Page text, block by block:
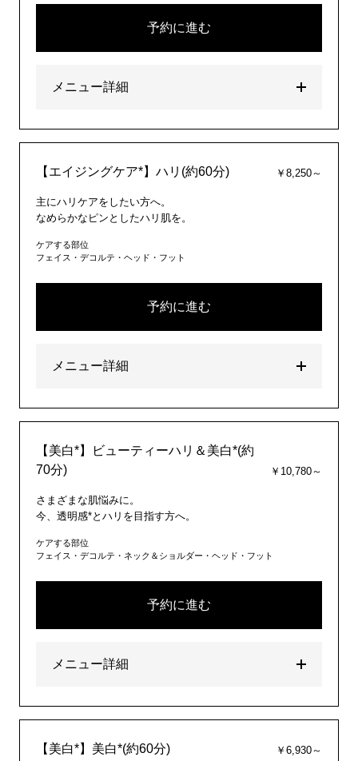
予約に進む
メニュー詳細
【エイジングケア*】ハリ(約60分) ￥8,250～
主にハリケアをしたい方へ。
なめらかなピンとしたハリ肌を。
ケアする部位
フェイス・デコルテ・ヘッド・フット
予約に進む
メニュー詳細
【美白*】ビューティーハリ＆美白*(約
70分)
￥10,780～
さまざまな肌悩みに。
今、透明感*とハリを目指す方へ。
ケアする部位
フェイス・デコルテ・ネック＆ショルダー・ヘッド・フット
予約に進む
メニュー詳細
【美白*】美白*(約60分) ￥6,930～